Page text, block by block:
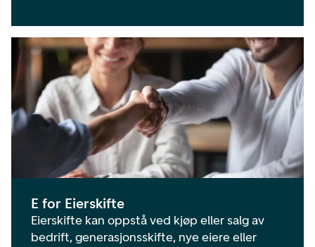
E for Eierskifte
Eierskifte kan oppstå ved kjøp eller salg av
bedrift, generasjonsskifte, nye eiere eller